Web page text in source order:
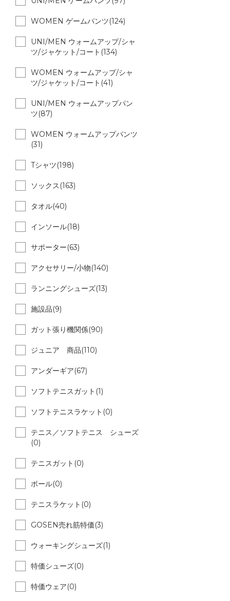
WOMEN ゲームパンツ(124)
UNI/MEN ウォームアップ/シャ
ツ/ジャケット/コート(134)
WOMEN ウォームアップ/シャ
ツ/ジャケット/コート(41)
UNI/MEN ウォームアップパン
ツ(87)
WOMEN ウォームアップパンツ
(31)
Tシャツ(198)
ソックス(163)
タオル(40)
インソール(18)
サポーター(63)
アクセサリー/小物(140)
ランニングシューズ(13)
施設品(9)
ガット張り機関係(90)
ジュニア 商品(110)
アンダーギア(67)
ソフトテニスガット(1)
ソフトテニスラケット(0)
テニス／ソフトテニス シューズ
(0)
テニスガット(0)
ボール(0)
テニスラケット(0)
GOSEN売れ筋特価(3)
ウォーキングシューズ(1)
特価シューズ(0)
特価ウェア(0)